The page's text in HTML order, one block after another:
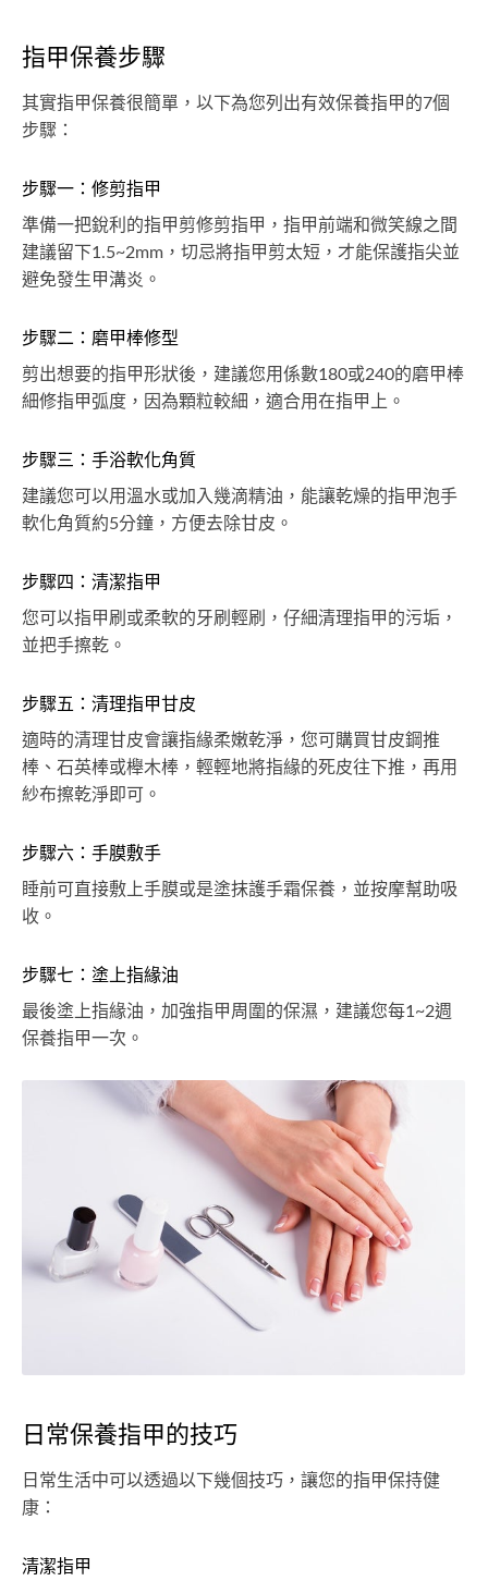
指甲保養步驟
其實指甲保養很簡單，以下為您列出有效保養指甲的7個
步驟：
步驟一：修剪指甲
準備一把銳利的指甲剪修剪指甲，指甲前端和微笑線之間
建議留下1.5~2mm，切忌將指甲剪太短，才能保護指尖並
避免發生甲溝炎。
步驟二：磨甲棒修型
剪出想要的指甲形狀後，建議您用係數180或240的磨甲棒
細修指甲弧度，因為顆粒較細，適合用在指甲上。
步驟三：手浴軟化角質
建議您可以用溫水或加入幾滴精油，能讓乾燥的指甲泡手
軟化角質約5分鐘，方便去除甘皮。
步驟四：清潔指甲
您可以指甲刷或柔軟的牙刷輕刷，仔細清理指甲的污垢，
並把手擦乾。
步驟五：清理指甲甘皮
適時的清理甘皮會讓指緣柔嫩乾淨，您可購買甘皮鋼推
棒、石英棒或櫸木棒，輕輕地將指緣的死皮往下推，再用
紗布擦乾淨即可。
步驟六：手膜敷手
睡前可直接敷上手膜或是塗抹護手霜保養，並按摩幫助吸
收。
步驟七：塗上指緣油
最後塗上指緣油，加強指甲周圍的保濕，建議您每1~2週
保養指甲一次。
日常保養指甲的技巧
日常生活中可以透過以下幾個技巧，讓您的指甲保持健
康：
清潔指甲